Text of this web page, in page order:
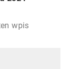
wpis